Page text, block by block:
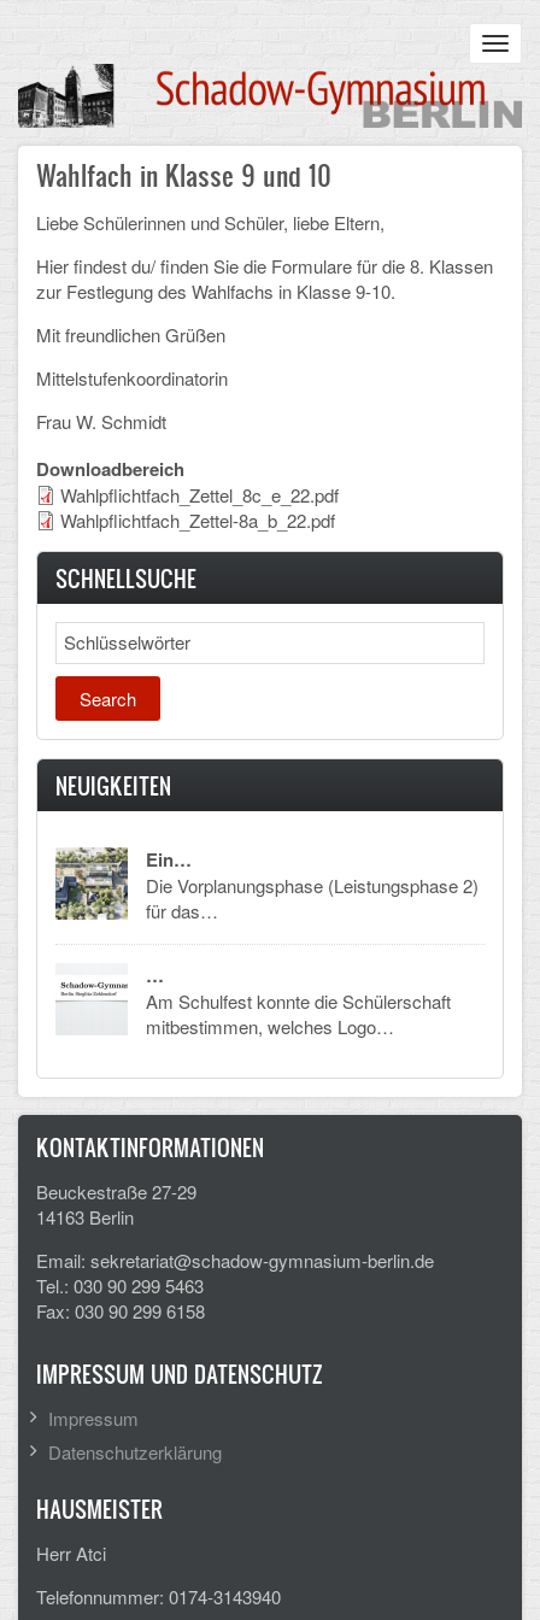
content
Main
navigation
STARTSEITE
UNSERE SCHULE
Infos zum Schulalltag
Was uns wichtig ist
Campus
Sanierung
Schulpartnerschaft
Historisches
Schulalbum
SCHULLEBEN
Kollegium
Schülervertretung
Gesamtelternvertretung
Sekretariat
Schulsozialarbeit
Klima-Projekt
Elternchor
Förderverein
Ehemalige
FÄCHER
Ethik, Philosophie und Religion
Wahlfach in Klasse 9 und 10
Liebe Schülerinnen und Schüler, liebe Eltern,
Hier findest du/ finden Sie die Formulare für die 8. Klassen
zur Festlegung des Wahlfachs in Klasse 9-10.
Mit freundlichen Grüßen
Mittelstufenkoordinatorin
Frau W. Schmidt
Downloadbereich
Wahlpflichtfach_Zettel_8c_e_22.pdf
Wahlpflichtfach_Zettel-8a_b_22.pdf
SCHNELLSUCHE
Search
NEUIGKEITEN
Ein…
Die Vorplanungsphase (Leistungsphase 2)
für das…
…
Am Schulfest konnte die Schülerschaft
mitbestimmen, welches Logo…
KONTAKTINFORMATIONEN
Beuckestraße 27-29
14163 Berlin
Email: sekretariat@schadow-gymnasium-berlin.de
Tel.: 030 90 299 5463
Fax: 030 90 299 6158
IMPRESSUM UND DATENSCHUTZ
Impressum
Datenschutzerklärung
HAUSMEISTER
Herr Atci
Telefonnummer: 0174-3143940